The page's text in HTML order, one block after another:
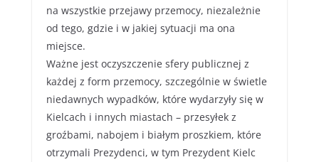
na wszystkie przejawy przemocy, niezależnie
od tego, gdzie i w jakiej sytuacji ma ona
miejsce.
Ważne jest oczyszczenie sfery publicznej z
każdej z form przemocy, szczególnie w świetle
niedawnych wypadków, które wydarzyły się w
Kielcach i innych miastach – przesyłek z
groźbami, nabojem i białym proszkiem, które
otrzymali Prezydenci, w tym Prezydent Kielc